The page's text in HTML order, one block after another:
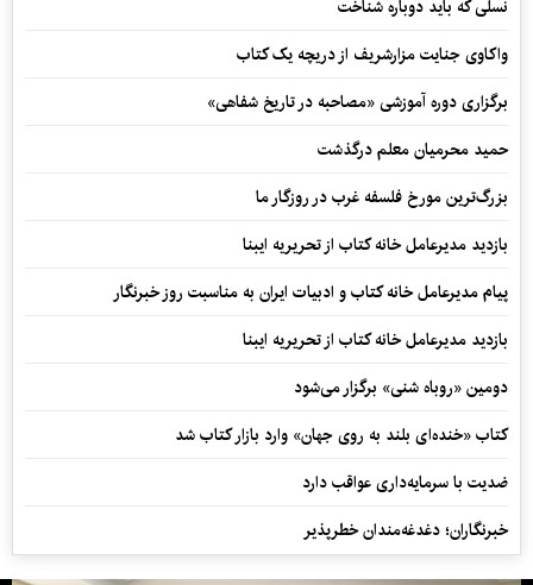
نسلی که باید دوباره شناخت
واکاوی جنایت مزارشریف از دریچه یک کتاب
برگزاری دوره آموزشی «مصاحبه در تاریخ شفاهی»
حمید محرمیان معلم درگذشت
بزرگ‌ترین مورخ فلسفه غرب در روزگار ما
بازدید مدیرعامل خانه کتاب از تحریریه ایبنا
پیام مدیرعامل خانه کتاب و ادبیات ایران به مناسبت روز خبرنگار
بازدید مدیرعامل خانه کتاب از تحریریه ایبنا
دومین «روباه شنی» برگزار می‌شود
کتاب «خنده‌ای بلند به روی جهان» وارد بازار کتاب شد
ضدیت با سرمایه‌داری عواقب دارد
خبرنگاران؛ دغدغه‌مندان خطرپذیر